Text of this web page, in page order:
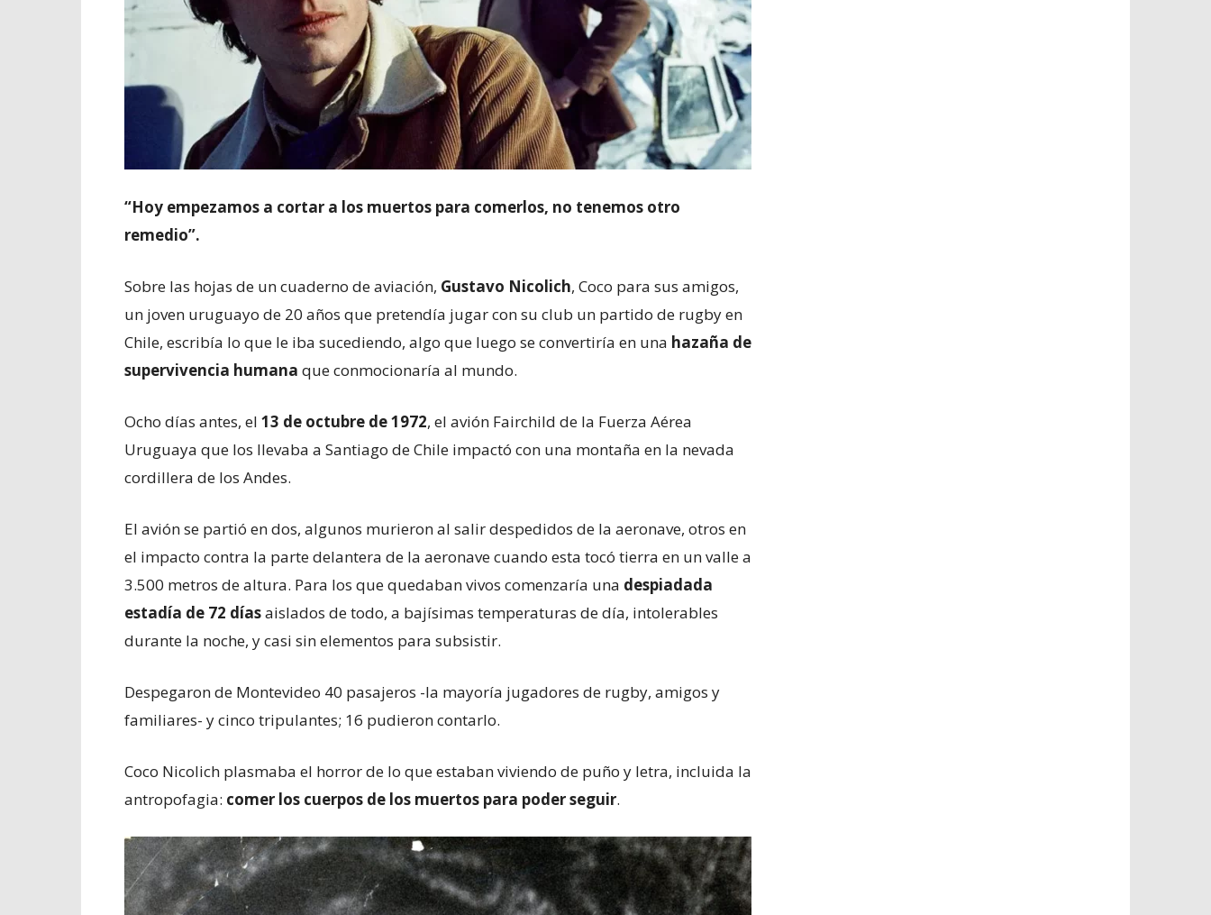
“Hoy empezamos a cortar a los muertos para comerlos, no tenemos otro
remedio”.
Sobre las hojas de un cuaderno de aviación, Gustavo Nicolich, Coco para sus amigos,
un joven uruguayo de 20 años que pretendía jugar con su club un partido de rugby en
Chile, escribía lo que le iba sucediendo, algo que luego se convertiría en una hazaña de
supervivencia humana que conmocionaría al mundo.
Ocho días antes, el 13 de octubre de 1972, el avión Fairchild de la Fuerza Aérea
Uruguaya que los llevaba a Santiago de Chile impactó con una montaña en la nevada
cordillera de los Andes.
El avión se partió en dos, algunos murieron al salir despedidos de la aeronave, otros en
el impacto contra la parte delantera de la aeronave cuando esta tocó tierra en un valle a
3.500 metros de altura. Para los que quedaban vivos comenzaría una despiadada
estadía de 72 díasaislados de todo, a bajísimas temperaturas de día, intolerables
durante la noche, y casi sin elementos para subsistir.
Despegaron de Montevideo 40 pasajeros -la mayoría jugadores de rugby, amigos y
familiares- y cinco tripulantes; 16 pudieron contarlo.
Coco Nicolich plasmaba el horror de lo que estaban viviendo de puño y letra, incluida la
antropofagia: comer los cuerpos de los muertos para poder seguir.